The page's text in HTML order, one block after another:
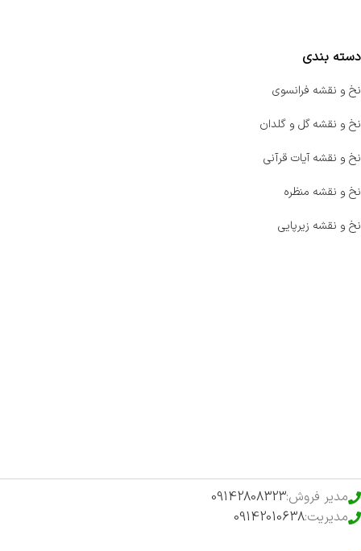
دسته بندی
نخ و نقشه فرانسوی
نخ و نقشه گل و گلدان
نخ و نقشه آیات قرآنی
نخ و نقشه منظره
نخ و نقشه زیرپایی
مدیر فروش:09142808323
مدیریت:09142010638